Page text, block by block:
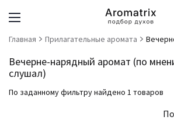
Главная Прилагательные аромата
Вечерне-нарядный аромат (по
слушал)
По заданному фильтру найдено 1 товаров